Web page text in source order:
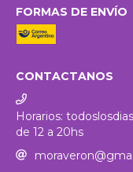
FORMAS DE ENVÍO
CONTACTANOS
Horarios:
de 12 a 20hs